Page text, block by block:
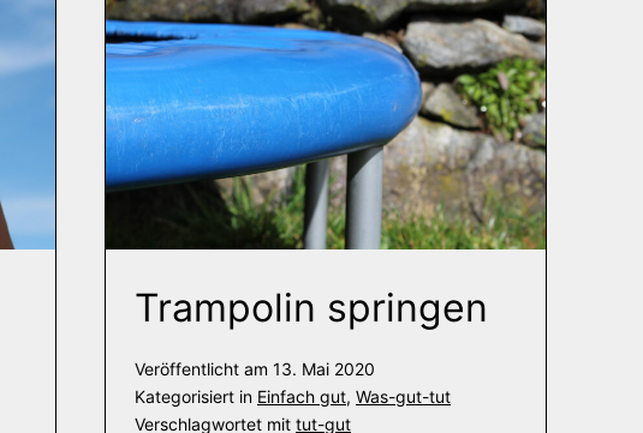
Trampolin springen
Veröffentlicht am 13. Mai 2020
Kategorisiert in Einfach gut, Was-gut-tut
Verschlagwortet mit tut-gut